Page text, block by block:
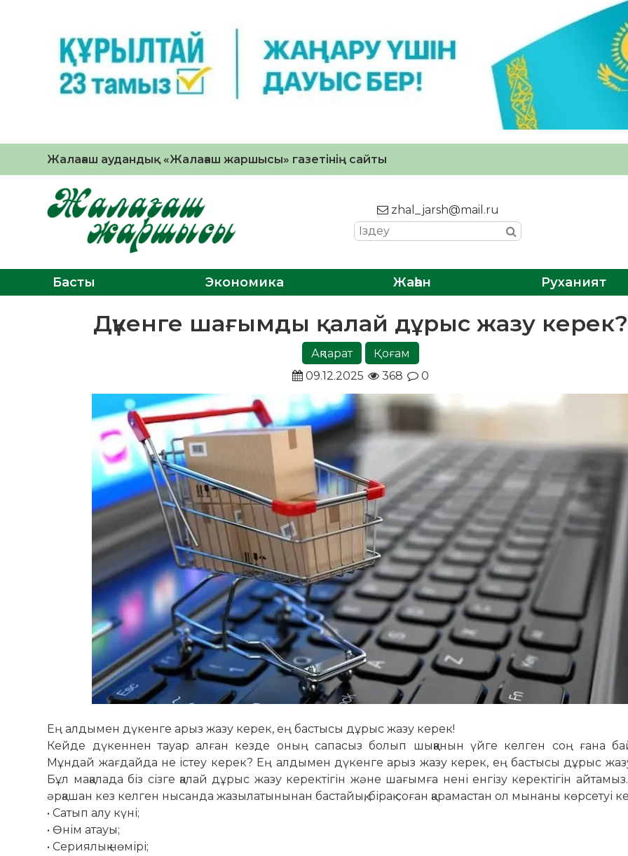
Жалағаш аудандық «Жалағаш жаршысы» газетінің сайты
zhal_jarsh@mail.ru
Басты Экономика Жаһан Руханият
Дүкенге шағымды қалай дұрыс жазу керек?
Ақпарат
Қоғам
09.12.2025
368 0
Ең алдымен дүкенге арыз жазу керек, ең бастысы дұрыс жазу керек!
Кейде дүкеннен тауар алған кезде оның сапасыз болып шыққанын үйге келген соң ғана
Мұндай жағдайда не істеу керек? Ең алдымен дүкенге арыз жазу керек, ең бастысы дұрыс
Бұл мақалада біз сізге қалай дұрыс жазу керектігін және шағымға нені енгізу керектігін
әрқашан кез келген нысанда жазылатынынан бастайық, бірақ соған қарамастан ол мынаны көрсетуі
• Сатып алу күні;
• Өнім атауы;
• Сериялық нөмірі;